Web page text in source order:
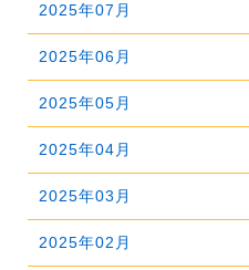
2025年07月
2025年06月
2025年05月
2025年04月
2025年03月
2025年02月